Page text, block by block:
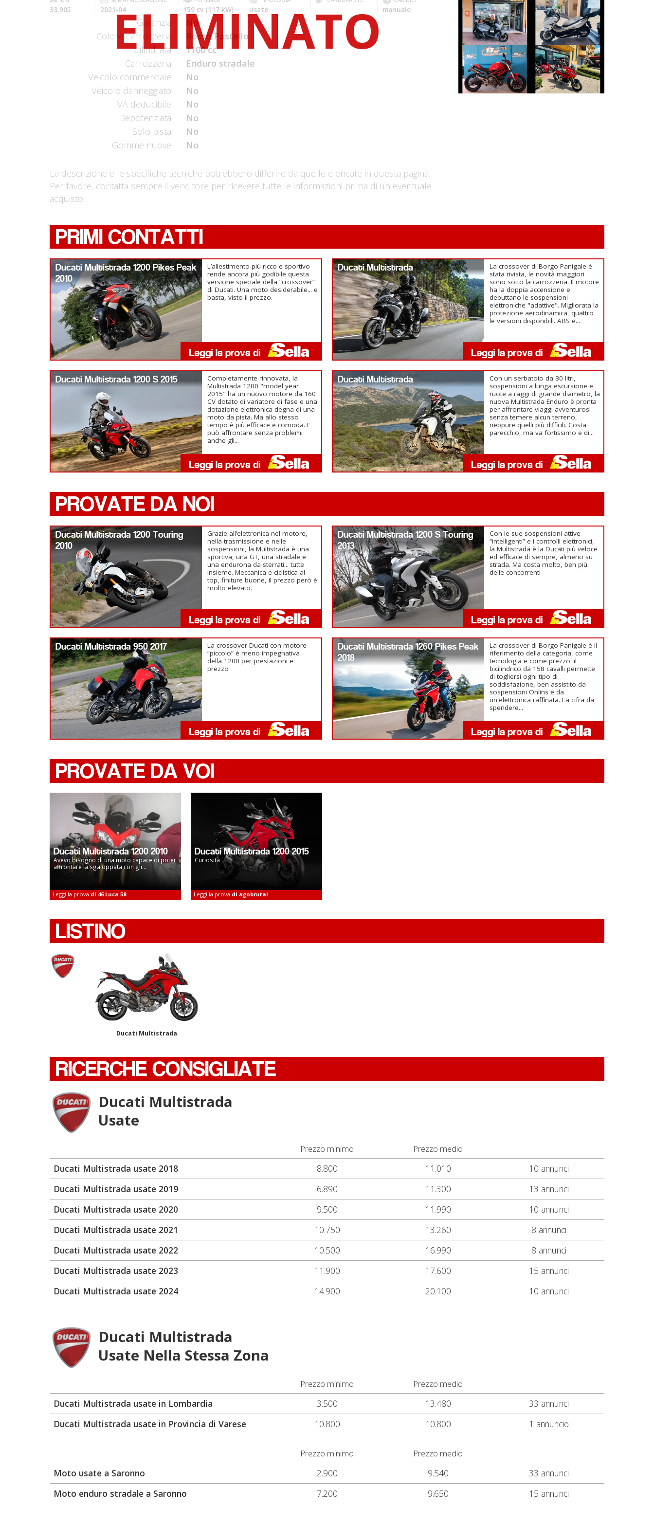
33.905 2021-04 159 cv (117 kW) usate manuale
Garanzia
No
Colore carrozzeria
Rosso Pastello
Cilindrata
1100 cc
Carrozzeria
Enduro stradale
Veicolo commerciale
No
Veicolo danneggiato
No
IVA deducibile
No
Depotenziata
No
Solo pista
No
Gomme nuove
No
La descrizione e le specifiche tecniche potrebbero differire da quelle elencate in questa pagina.
Per favore, contatta sempre il venditore per ricevere tutte le informazioni prima di un eventuale
acquisto.
SYM JOYRIDE
€ 4.190 €
HONDA FORZA-
350
€ 4.250 €
DUCATI
MONSTER
€ 4.790 €
HONDA X-ADV
€ 8.690 €
PRIMI CONTATTI
Ducati Multistrada 1200 Pikes Peak
2010
L’allestimento più ricco e sportivo
rende ancora più godibile questa
versione speciale della “crossover”
di Ducati. Una moto desiderabile... e
basta, visto il prezzo.
Ducati Multistrada
La crossover di Borgo Panigale è
stata rivista, le novità maggiori
sono sotto la carrozzeria. Il motore
ha la doppia accensione e
debuttano le sospensioni
elettroniche "adattive". Migliorata la
protezione aerodinamica, quattro
le versioni disponibili. ABS e...
Ducati Multistrada 1200 S 2015
Completamente rinnovata, la
Multistrada 1200 "model year
2015" ha un nuovo motore da 160
CV dotato di variatore di fase e una
dotazione elettronica degna di una
moto da pista. Ma allo stesso
tempo è più efficace e comoda. E
può affrontare senza problemi
anche gli...
Ducati Multistrada
Con un serbatoio da 30 litri,
sospensioni a lunga escursione e
ruote a raggi di grande diametro, la
nuova Multistrada Enduro è pronta
per affrontare viaggi avventurosi
senza temere alcun terreno,
neppure quelli più difficili. Costa
parecchio, ma va fortissimo e di...
PROVATE DA NOI
Ducati Multistrada 1200 Touring
2010
Grazie all’elettronica nel motore,
nella trasmissione e nelle
sospensioni, la Multistrada è una
sportiva, una GT, una stradale e
una endurona da sterrati... tutte
insieme. Meccanica e ciclistica al
top, finiture buone, il prezzo però è
molto elevato.
Ducati Multistrada 1200 S Touring
2013
Con le sue sospensioni attive
“intelligenti” e i controlli elettronici,
la Multistrada è la Ducati più veloce
ed efficace di sempre, almeno su
strada. Ma costa molto, ben più
delle concorrenti
Ducati Multistrada 950 2017
La crossover Ducati con motore
“piccolo” è meno impegnativa
della 1200 per prestazioni e
prezzo
Ducati Multistrada 1260 Pikes Peak
2018
La crossover di Borgo Panigale è il
riferimento della categoria, come
tecnologia e come prezzo: il
bicilindrico da 158 cavalli permette
di togliersi ogni tipo di
soddisfazione, ben assistito da
sospensioni Ohlins e da
un'elettronica raffinata. La cifra da
spendere...
PROVATE DA VOI
Ducati Multistrada 1200 2010
Avevo bisogno di una moto capace di poter
affrontare la sgaloppata con gli...
Leggi la prova di 46 Luca 58
Ducati Multistrada 1200 2015
Curiosità
Leggi la prova di agobrutal
LISTINO
Ducati Multistrada
RICERCHE CONSIGLIATE
Ducati Multistrada
Usate
Prezzo minimo Prezzo medio
Ducati Multistrada usate 2018 8.800 11.010
10 annunci
Ducati Multistrada usate 2019
6.890 11.300
13 annunci
Ducati Multistrada usate 2020
9.500 11.990
10 annunci
Ducati Multistrada usate 2021
10.750 13.260
8 annunci
Ducati Multistrada usate 2022
10.500 16.990
8 annunci
Ducati Multistrada usate 2023
11.900 17.600
15 annunci
Ducati Multistrada usate 2024
14.900 20.100 10 annunci
Ducati Multistrada
Usate Nella Stessa Zona
Prezzo minimo Prezzo medio
Ducati Multistrada usate in Lombardia 3.500 13.480
33 annunci
Ducati Multistrada usate in Provincia di Varese
10.800 10.800 1 annuncio
Prezzo minimo Prezzo medio
Moto usate a Saronno 2.900 9.540
33 annunci
Moto enduro stradale a Saronno
7.200 9.650 15 annunci